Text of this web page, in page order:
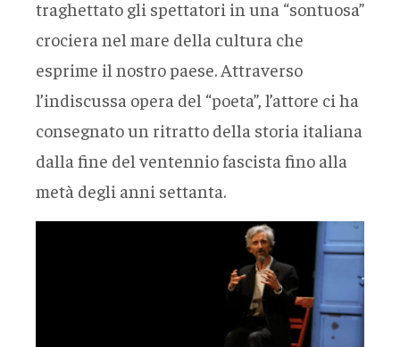
traghettato gli spettatori in una “sontuosa”
crociera nel mare della cultura che
esprime il nostro paese. Attraverso
l’indiscussa opera del “poeta”, l’attore ci ha
consegnato un ritratto della storia italiana
dalla fine del ventennio fascista fino alla
metà degli anni settanta.